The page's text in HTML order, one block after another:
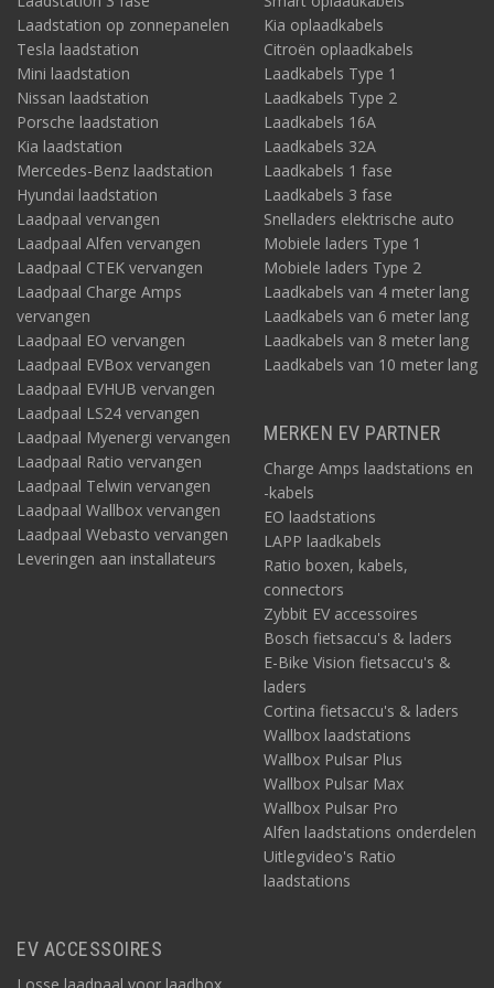
Laadstation op zonnepanelen
Tesla laadstation
Mini laadstation
Nissan laadstation
Porsche laadstation
Kia laadstation
Mercedes-Benz laadstation
Hyundai laadstation
Laadpaal vervangen
Laadpaal Alfen vervangen
Laadpaal CTEK vervangen
Laadpaal Charge Amps
vervangen
Laadpaal EO vervangen
Laadpaal EVBox vervangen
Laadpaal EVHUB vervangen
Laadpaal LS24 vervangen
Laadpaal Myenergi vervangen
Laadpaal Ratio vervangen
Laadpaal Telwin vervangen
Laadpaal Wallbox vervangen
Laadpaal Webasto vervangen
Leveringen aan installateurs
Kia oplaadkabels
Citroën oplaadkabels
Laadkabels Type 1
Laadkabels Type 2
Laadkabels 16A
Laadkabels 32A
Laadkabels 1 fase
Laadkabels 3 fase
Snelladers elektrische auto
Mobiele laders Type 1
Mobiele laders Type 2
Laadkabels van 4 meter lang
Laadkabels van 6 meter lang
Laadkabels van 8 meter lang
Laadkabels van 10 meter lang
MERKEN EV PARTNER
Charge Amps laadstations en
-kabels
EO laadstations
LAPP laadkabels
Ratio boxen, kabels,
connectors
Zybbit EV accessoires
Bosch fietsaccu's & laders
E-Bike Vision fietsaccu's &
laders
Cortina fietsaccu's & laders
Wallbox laadstations
Wallbox Pulsar Plus
Wallbox Pulsar Max
Wallbox Pulsar Pro
Alfen laadstations onderdelen
Uitlegvideo's Ratio
laadstations
EV ACCESSOIRES